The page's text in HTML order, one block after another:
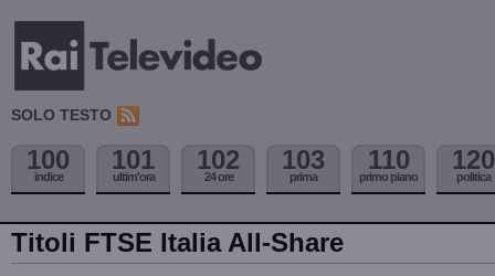
SOLO TESTO
100
indice
101
ultim'ora
102
24 ore
103
prima
110
primo piano
120
politica
Titoli FTSE Italia All-Share